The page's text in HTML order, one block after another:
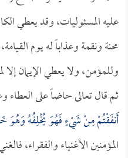
عليه المسئوليات، وقد يعطي
محنة ونقمة وعذاباً له يوم
وللمؤمن، ولا يعطي الإيمان
ثم قال تعالى حاضاً على العطاء
أَنفَقْتُمْ مِنْ شَيْءٍ فَهُوَ يُخْلِفُهُ وَهُوَ
المؤمنين الأغنياء والفقراء،